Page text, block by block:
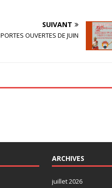
SUIVANT
PORTES OUVERTES DE JUIN
ARCHIVES
juillet 2026